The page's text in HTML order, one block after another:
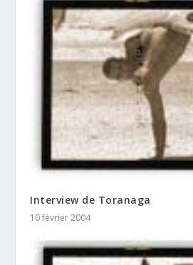
Interview de Toranaga
10 février 2004